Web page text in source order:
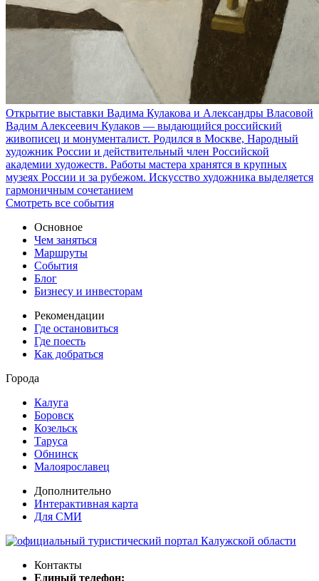
Открытие выставки Вадима Кулакова и Александры Власовой
Вадим Алексеевич Кулаков — выдающийся российский
живописец и монументалист. Родился в Москве, Народный
художник России и действительный член Российской
академии художеств. Работы мастера хранятся в крупных
музеях России и за рубежом. Искусство художника выделяется
гармоничным сочетанием
Смотреть все события
Основное
Чем заняться
Маршруты
События
Блог
Бизнесу и инвесторам
Рекомендации
Где остановиться
Где поесть
Как добраться
Города
Калуга
Боровск
Козельск
Таруса
Обнинск
Малоярославец
Дополнительно
Интерактивная карта
Для СМИ
Контакты
Единый телефон: